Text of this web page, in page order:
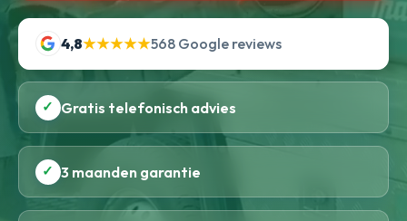
4,8★★★★★568 Google reviews
✓ Gratis telefonisch advies
✓ 3 maanden garantie